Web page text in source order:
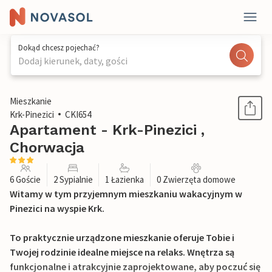
Dokąd chcesz pojechać?
Dodaj kierunek, daty, gości
1 / 27
Mieszkanie
Krk-Pinezici
CKI654
Apartament - Krk-Pinezici ,
Chorwacja
6 Goście 2 Sypialnie 1 Łazienka 0 Zwierzęta domowe
Witamy w tym przyjemnym mieszkaniu wakacyjnym w
Pinezici na wyspie Krk.
To praktycznie urządzone mieszkanie oferuje Tobie i
Twojej rodzinie idealne miejsce na relaks. Wnętrza są
funkcjonalne i atrakcyjnie zaprojektowane, aby poczuć się